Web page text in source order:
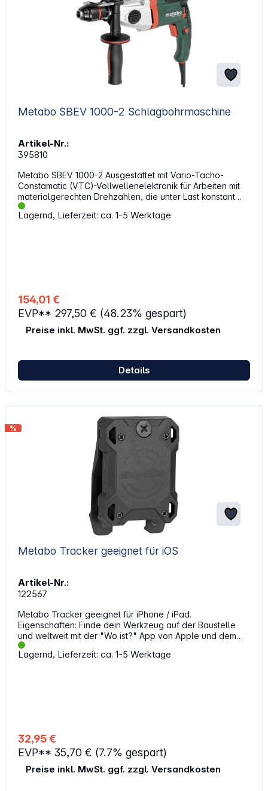
Metabo SBEV 1000-2 Schlagbohrmaschine
Artikel-Nr.:
395810
Metabo SBEV 1000-2 Ausgestattet mit Vario-Tacho-
Constamatic (VTC)-Vollwellenelektronik für Arbeiten mit
materialgerechten Drehzahlen, die unter Last konstant
bleiben Metabo Marathon-Motor mit Staubschutz
mechanisches Entkoppeln des Antriebs bei Blockieren
Aluminiumdruckguss-Getriebegehäuse Rechts-/ Linkslauf
Drehbare Kohlebürstenbrücke Lieferumfang: 1x Metabo
SBEV 1000-2 Schlagbohrmaschine 1x Zusatzhandgriff 1x
Tiefenanschlag 1x Transportkoffer
Lagernd, Lieferzeit: ca. 1-5 Werktage
154,01 €
EVP** 297,50 € (48.23% gespart)
Preise inkl. MwSt. ggf. zzgl. Versandkosten
Details
%
Metabo Tracker geeignet für iOS
Artikel-Nr.:
122567
Metabo Tracker geeignet für iPhone / iPad.
Eigenschaften: Finde dein Werkzeug auf der Baustelle
und weltweit mit der "Wo ist?" App von Apple und dem
innovativen Metabo Tracker Globales Tracking über das
umfangreiche und sichere Apple Find My Netzwerk
Benachrichtigung bei notwendigem Austausch Zahlreiche
Befestigungsmöglichkeiten des Trackers am Objekt
Nahezu unsichtbares Einklipsen des Trackers in jede
metaBOX Perfekte Übersicht mit der Metabo App:
registrierte Metabo Tracker und Elektrowerkzeuge
Lagernd, Lieferzeit: ca. 1-5 Werktage
32,95 €
EVP** 35,70 € (7.7% gespart)
Preise inkl. MwSt. ggf. zzgl. Versandkosten